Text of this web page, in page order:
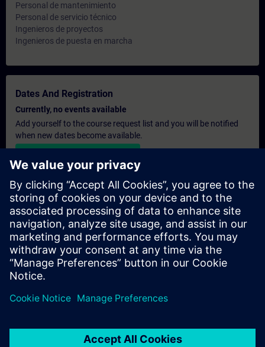
Personal de mantenimiento
Personal de servicio técnico
Ingenieros de proyectos
Ingenieros de puesta en marcha
Dates And Registration
Currently, no events available
Add yourself to the course request list and you will be notified
when new dates become available.
Personalised Quotation
If you require a standard list price quotation for this training, for
example for your purchasing department, then please click the
link below. You first need to provide some personal details and
after this a quotation will be emailed to you.
Provide Quotation